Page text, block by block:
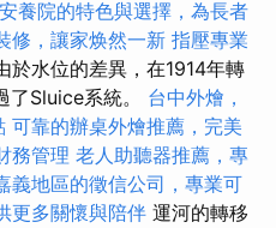
安養院的特色與選擇，為長者
修，讓家焕然一新 指壓專業
於水位的差異，在1914年轉
了Sluice系統。 台中外燴，
可靠的辦桌外燴推薦，完美
務管理 老人助聽器推薦，專
義地區的徵信公司，專業可
更多關懷與陪伴 運河的轉移